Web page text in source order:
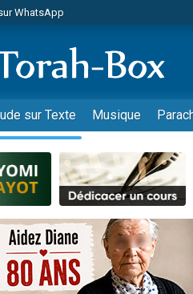
WhatsApp
1 Journée de Vacances Pour les
WhatsApp
sur Zoom
pour Diane, 80 ans, dans un
WhatsApp
WhatsApp
5 jours de vacances aux Orphelins
sur Texte Musique